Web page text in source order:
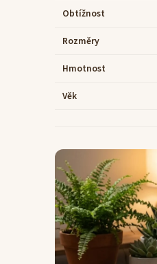
Obtížnost
Rozměry
Hmotnost
Věk